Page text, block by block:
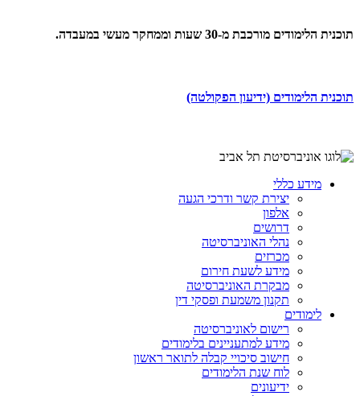
תוכנית הלימודים מורכבת מ-30 שעות וממחקר מעשי במעבדה.
תוכנית הלימודים (ידיעון הפקולטה)
מידע כללי
יצירת קשר ודרכי הגעה
אלפון
דרושים
נהלי האוניברסיטה
מכרזים
מידע לשעת חירום
מבקרת האוניברסיטה
תקנון משמעת ופסקי דין
לימודים
רישום לאוניברסיטה
מידע למתעניינים בלימודים
חישוב סיכויי קבלה לתואר ראשון
לוח שנת הלימודים
ידיעונים